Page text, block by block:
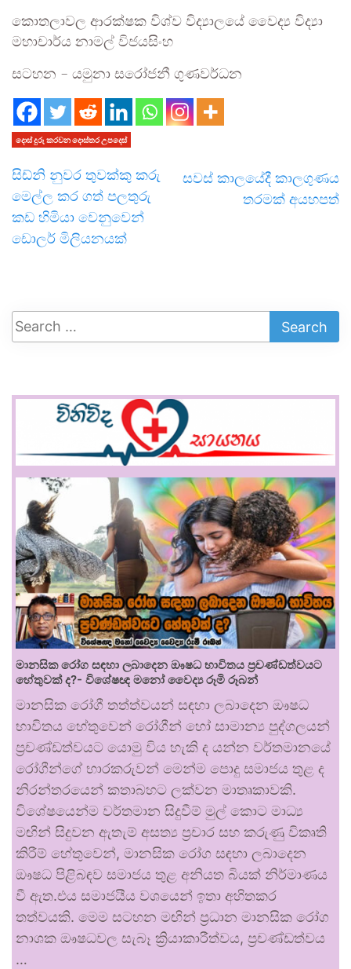
කොතලාවල ආරක්ෂක විශ්ව විද්‍යාලයේ වෛද්‍ය විද්‍යා
මහාචාර්ය නාමල් විජයසිංහ
සටහන – යමුනා සරෝජනී ගුණවර්ධන
දොස් දුරු කරවන දොස්තර උපදෙස්
සිඩ්නි නුවර තුවක්කු කරු
මෙල්ල කර ගත් පලතුරු
කඩ ­හි­මියා වෙනු­වෙන්
ඩොලර් මිලියනයක්
සවස් කාලයේදී කාලගුණය
තරමක් අයහපත්
මානසික රෝග සඳහා ලබාදෙන ඖෂධ භාවිතය ප්‍රචණ්ඩත්වයට
හේතුවක් ද?- විශේෂඥ මනෝ වෛද්‍ය රූමි රූබන්
මානසික රෝගී තත්ත්වයන් සඳහා ලබාදෙන ඖෂධ
භාවිතය හේතුවෙන් රෝගීන් හෝ සාමාන්‍ය පුද්ගලයන්
ප්‍රචණ්ඩත්වයට යොමු විය හැකි ද යන්න වර්තමානයේ
රෝගීන්ගේ භාරකරුවන් මෙන්ම පොදු සමාජය තුළ ද
නිරන්තරයෙන් කතාබහට ලක්වන මාතෘකාවකි.
විශේෂයෙන්ම වර්තමාන සිදුවීම් මුල් කොට මාධ්‍ය
මඟින් සිදුවන ඇතැම් අසත්‍ය ප්‍රචාර සහ කරුණු විකෘති
කිරීම් හේතුවෙන්, මානසික රෝග සඳහා ලබාදෙන
ඖෂධ පිළිබඳව සමාජය තුළ අනියත බියක් නිර්මාණය
වී ඇත.එය සමාජයීය වශයෙන් ඉතා අහිතකර
තත්වයකි. මෙම සටහන මඟින් ප්‍රධාන මානසික රෝග
නාශක ඖෂධවල සැබෑ ක්‍රියාකාරීත්වය, ප්‍රචණ්ඩත්වය
…